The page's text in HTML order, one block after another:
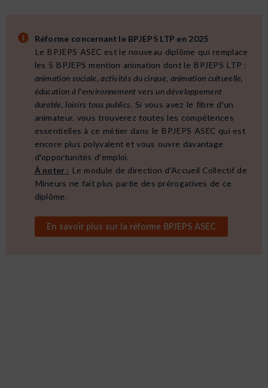
Réforme concernant le BPJEPS LTP en 2025
Le BPJEPS ASEC est le nouveau diplôme qui remplace
les 5 BPJEPS mention animation dont le BPJEPS LTP :
animation sociale, activités du cirque, animation culturelle,
éducation à l'environnement vers un développement
durable, loisirs tous publics. Si vous avez le fibre d'un
animateur, vous trouverez toutes les compétences
essentielles à ce métier dans le BPJEPS ASEC qui est
encore plus polyvalent et vous ouvre davantage
d'opportunités d'emploi.
À noter : Le module de direction d'Accueil Collectif de
Mineurs ne fait plus partie des prérogatives de ce
diplôme.
En savoir plus sur la réforme BPJEPS ASEC